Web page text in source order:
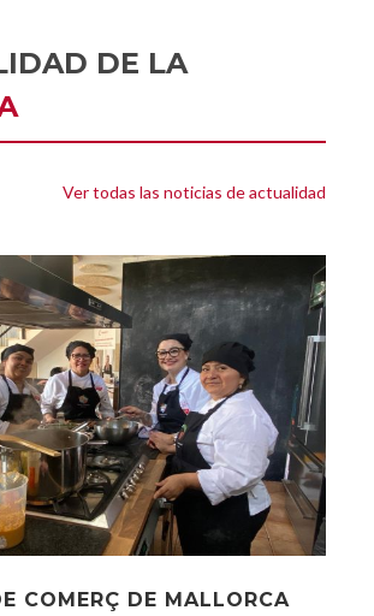
DE LA
Ver todas las noticias de actualidad
COMERÇ DE MALLORCA